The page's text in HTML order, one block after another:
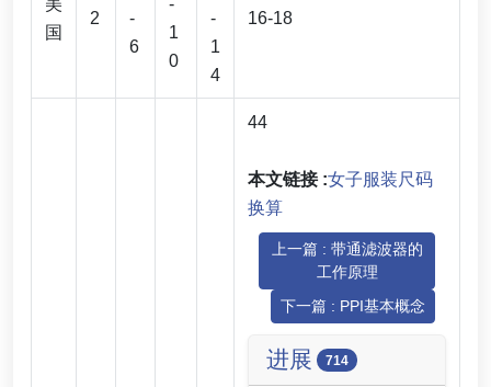
国
2
-
6
1
0
-
1
4
16-18
44
本文链接 :女子服装尺码
换算
上一篇 : 带通滤波器的
工作原理
下一篇 : PPI基本概念
进展 714